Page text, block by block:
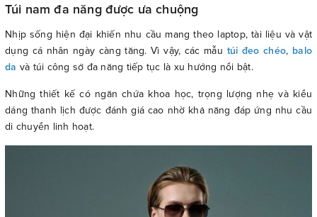
Túi nam đa năng được ưa chuộng
Nhịp sống hiện đại khiến nhu cầu mang theo laptop, tài liệu và vật
dụng cá nhân ngày càng tăng. Vì vậy, các mẫu túi đeo chéo, balo
da và túi công sở đa năng tiếp tục là xu hướng nổi bật.
Những thiết kế có ngăn chứa khoa học, trọng lượng nhẹ và kiểu
dáng thanh lịch được đánh giá cao nhờ khả năng đáp ứng nhu cầu
di chuyển linh hoạt.